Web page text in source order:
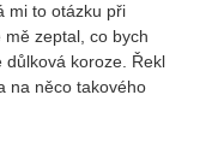
mi to otázku při
zeptal, co bych
důlková koroze. Řekl
na něco takového